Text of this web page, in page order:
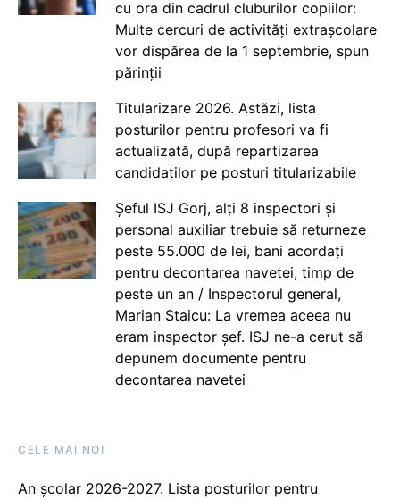
cu ora din cadrul cluburilor copiilor:
Multe cercuri de activități extrașcolare
vor dispărea de la 1 septembrie, spun
părinții
Titularizare 2026. Astăzi, lista
posturilor pentru profesori va fi
actualizată, după repartizarea
candidaților pe posturi titularizabile
Șeful ISJ Gorj, alți 8 inspectori și
personal auxiliar trebuie să returneze
peste 55.000 de lei, bani acordați
pentru decontarea navetei, timp de
peste un an / Inspectorul general,
Marian Staicu: La vremea aceea nu
eram inspector șef. ISJ ne-a cerut să
depunem documente pentru
decontarea navetei
CELE MAI NOI
An școlar 2026-2027. Lista posturilor pentru